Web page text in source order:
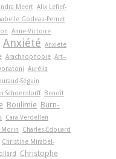
Meert Alix Lefief-
Godeau-Pernet
Anne-Victoire
Anxiété Anxiété
Arachnophobie Art-­
Aurélia
Séguin
Schoendorff
Benoît
Boulimie Burn-
Cara Verdellen
Morin
Charles-Édouard
Christine Mirabel-
Christophe